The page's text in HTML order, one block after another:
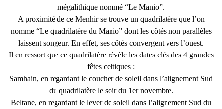
mégalithique nommé “Le Manio”.
A proximité de ce Menhir se trouve un quadrilatère que l’on
nomme “Le quadrilatère du Manio” dont les côtés non parallèles
laissent songeur. En effet, ses côtés convergent vers l’ouest.
Il en ressort que ce quadrilatère révèle les dates clés des 4 grandes
fêtes celtiques :
Samhain, en regardant le coucher de soleil dans l’alignement Sud
du quadrilatère le soir du 1er novembre.
Beltane, en regardant le lever de soleil dans l’alignement Sud du